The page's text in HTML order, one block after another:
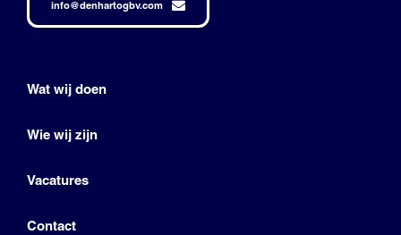
info@denhartogbv.com
Wat wij doen
Wie wij zijn
Vacatures
Contact